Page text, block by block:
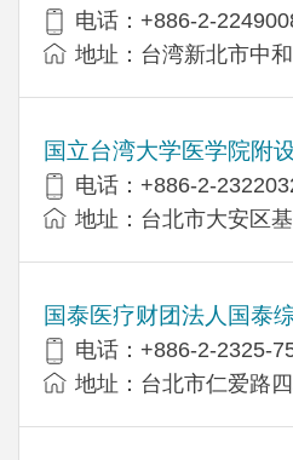
电话：+​886-2-
地址：台湾新北市中
国立台湾大学医学院附
电话：+886-2-
地址：台北市大安区
国泰医疗财团法人国泰
电话：+886-2-2325-
地址：台北市仁爱路